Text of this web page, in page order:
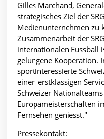
Gilles Marchand,
strategisches Ziel der
Medienunternehmen zu
Zusammenarbeit der
internationalen Fussball
gelungene Kooperation.
sportinteressierte
einen erstklassigen
Schweizer
Europameisterschaften
Fernsehen geniesst."
Pressekontakt: